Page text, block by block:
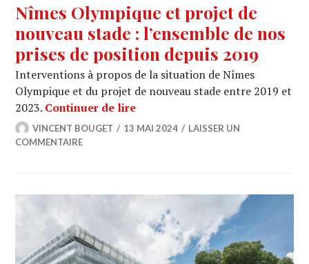
Nîmes Olympique et projet de
nouveau stade : l’ensemble de nos
prises de position depuis 2019
Interventions à propos de la situation de Nîmes
Olympique et du projet de nouveau stade entre 2019 et
2023. Continuer de lireNîmes Olympique et projet de
VINCENT BOUGET 13 MAI 2024
LAISSER UN
COMMENTAIRE